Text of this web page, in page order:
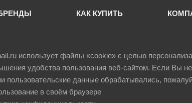
КАК КУПИТЬ
использует файлы «cookie» с целью
удобства пользования веб-сайтом. Если Вы
пользовательские данные обрабатывались,
в своём браузере